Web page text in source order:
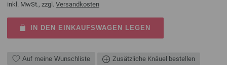
inkl. MwSt., zzgl. Versandkosten
IN DEN EINKAUFSWAGEN LEGEN
Auf meine Wunschliste Zusätzliche Knäuel bestellen